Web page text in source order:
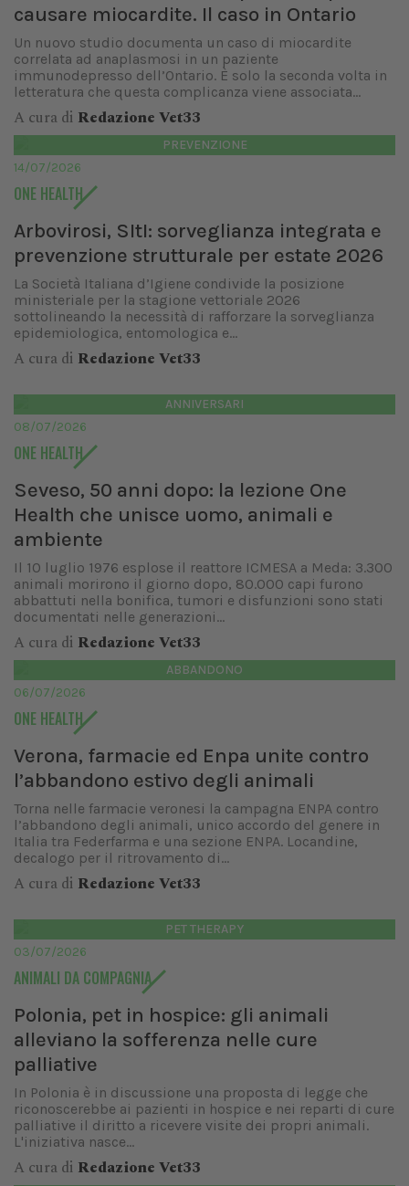
causare miocardite. Il caso in Ontario
Un nuovo studio documenta un caso di miocardite
correlata ad anaplasmosi in un paziente
immunodepresso dell’Ontario. È solo la seconda volta in
letteratura che questa complicanza viene associata...
A cura di Redazione Vet33
PREVENZIONE
14/07/2026
ONE HEALTH
Arbovirosi, SItI: sorveglianza integrata e
prevenzione strutturale per estate 2026
La Società Italiana d’Igiene condivide la posizione
ministeriale per la stagione vettoriale 2026
sottolineando la necessità di rafforzare la sorveglianza
epidemiologica, entomologica e...
A cura di Redazione Vet33
ANNIVERSARI
08/07/2026
ONE HEALTH
Seveso, 50 anni dopo: la lezione One
Health che unisce uomo, animali e
ambiente
Il 10 luglio 1976 esplose il reattore ICMESA a Meda: 3.300
animali morirono il giorno dopo, 80.000 capi furono
abbattuti nella bonifica, tumori e disfunzioni sono stati
documentati nelle generazioni...
A cura di Redazione Vet33
ABBANDONO
06/07/2026
ONE HEALTH
Verona, farmacie ed Enpa unite contro
l’abbandono estivo degli animali
Torna nelle farmacie veronesi la campagna ENPA contro
l’abbandono degli animali, unico accordo del genere in
Italia tra Federfarma e una sezione ENPA. Locandine,
decalogo per il ritrovamento di...
A cura di Redazione Vet33
PET THERAPY
03/07/2026
ANIMALI DA COMPAGNIA
Polonia, pet in hospice: gli animali
alleviano la sofferenza nelle cure
palliative
In Polonia è in discussione una proposta di legge che
riconoscerebbe ai pazienti in hospice e nei reparti di cure
palliative il diritto a ricevere visite dei propri animali.
L'iniziativa nasce...
A cura di Redazione Vet33